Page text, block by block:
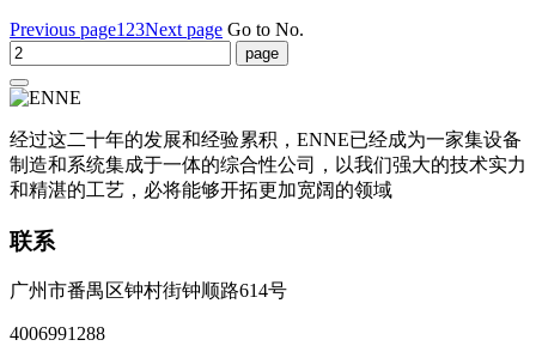
Previous page1 23Next page Go to No.
经过这二十年的发展和经验累积，ENNE已经成为一家集设备
制造和系统集成于一体的综合性公司，以我们强大的技术实力
和精湛的工艺，必将能够开拓更加宽阔的领域
联系
广州市番禺区钟村街钟顺路614号
4006991288